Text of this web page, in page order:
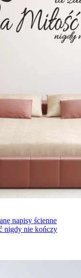
napisy ścienne
nigdy nie kończy